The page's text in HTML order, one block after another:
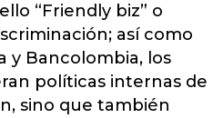
“Friendly biz” o
así como
y Bancolombia, los
políticas internas de
sino que también